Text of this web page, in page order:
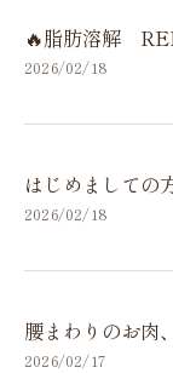
🔥脂肪溶解
2026/02/18
はじめましての
2026/02/18
腰まわりのお肉
2026/02/17